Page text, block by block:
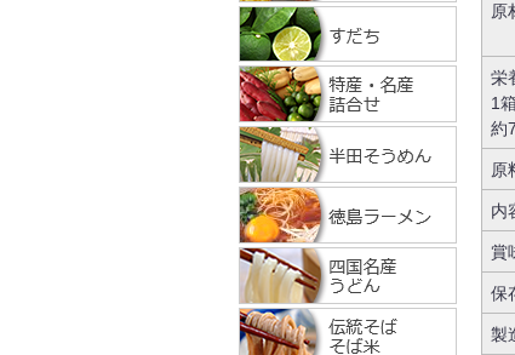
原
栄
1
約
原
内
賞
保
製